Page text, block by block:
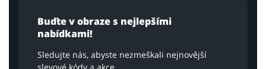
Buďte v obraze s nejlepšími
nabídkami!
Sledujte nás, abyste nezmeškali nejnovější